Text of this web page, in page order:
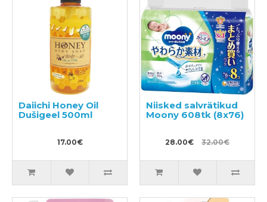
Daiichi Honey Oil
Dušigeel 500ml
17.00€
Niisked salvrätikud
Moony 608tk (8x76)
28.00€ 32.00€